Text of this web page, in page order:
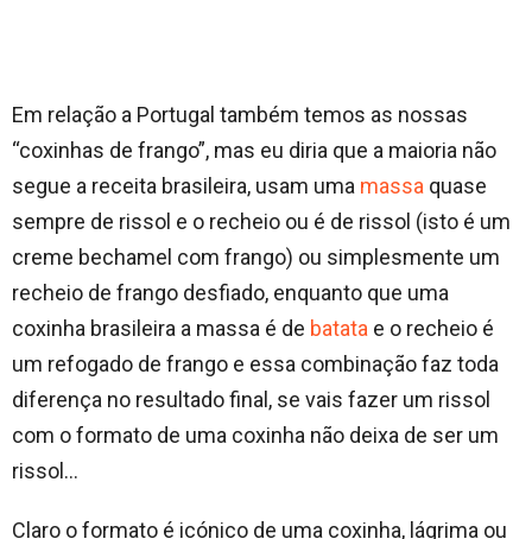
Em relação a Portugal também temos as nossas
“coxinhas de frango”, mas eu diria que a maioria não
segue a receita brasileira, usam uma massa quase
sempre de rissol e o recheio ou é de rissol (isto é um
creme bechamel com frango) ou simplesmente um
recheio de frango desfiado, enquanto que uma
coxinha brasileira a massa é de batata e o recheio é
um refogado de frango e essa combinação faz toda
diferença no resultado final, se vais fazer um rissol
com o formato de uma coxinha não deixa de ser um
rissol…
Claro o formato é icónico de uma coxinha, lágrima ou